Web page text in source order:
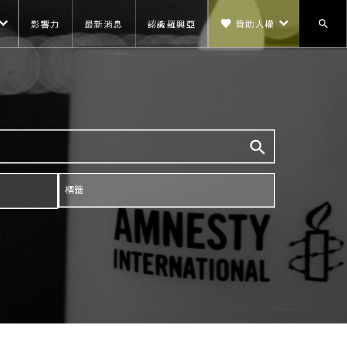
影響力 最新消息 認識羅興亞
贊助人權
贊助人權
搜尋